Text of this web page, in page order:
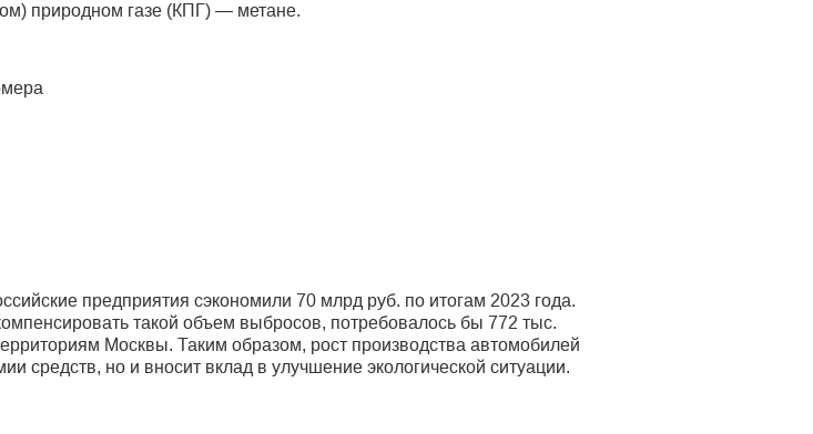
природном газе (КПГ) — метане.
предприятия сэкономили 70 млрд руб. по итогам 2023 года.
такой объем выбросов, потребовалось бы 772 тыс.
Москвы. Таким образом, рост производства автомобилей
средств, но и вносит вклад в улучшение экологической ситуации.